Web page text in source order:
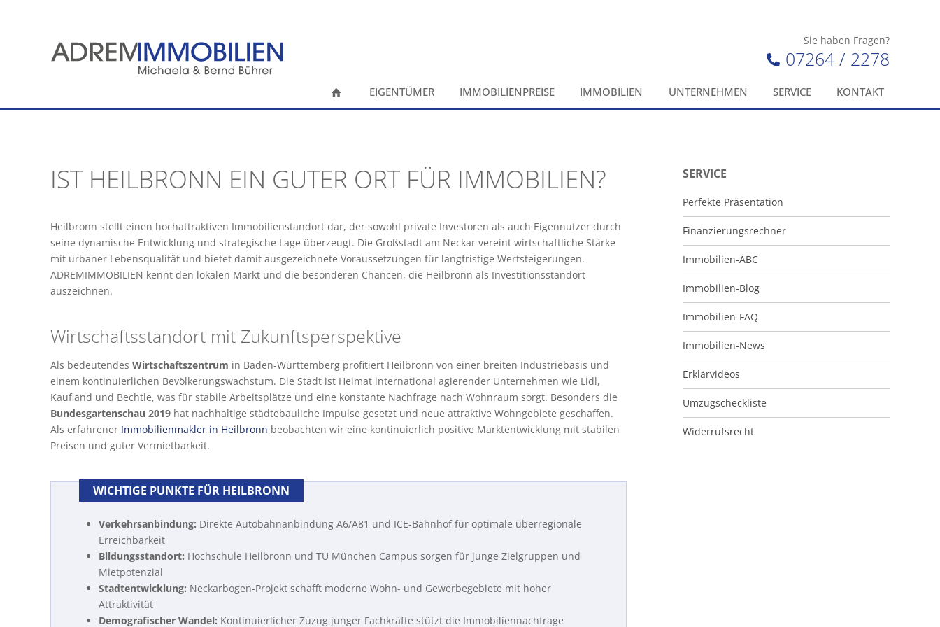
Sie haben Fragen?
07264 / 2278
EIGENTÜMER IMMOBILIENPREISE IMMOBILIEN UNTERNEHMEN SERVICE KONTAKT
IST HEILBRONN EIN GUTER ORT FÜR IMMOBILIEN?
Heilbronn stellt einen hochattraktiven Immobilienstandort dar, der sowohl private Investoren als auch Eigennutzer durch
seine dynamische Entwicklung und strategische Lage überzeugt. Die Großstadt am Neckar vereint wirtschaftliche Stärke
mit urbaner Lebensqualität und bietet damit ausgezeichnete Voraussetzungen für langfristige Wertsteigerungen.
ADREMIMMOBILIEN kennt den lokalen Markt und die besonderen Chancen, die Heilbronn als Investitionsstandort
auszeichnen.
Wirtschaftsstandort mit Zukunftsperspektive
Als bedeutendes Wirtschaftszentrum in Baden-Württemberg profitiert Heilbronn von einer breiten Industriebasis und
einem kontinuierlichen Bevölkerungswachstum. Die Stadt ist Heimat international agierender Unternehmen wie Lidl,
Kaufland und Bechtle, was für stabile Arbeitsplätze und eine konstante Nachfrage nach Wohnraum sorgt. Besonders die
Bundesgartenschau 2019 hat nachhaltige städtebauliche Impulse gesetzt und neue attraktive Wohngebiete geschaffen.
Als erfahrener Immobilienmakler in Heilbronn beobachten wir eine kontinuierlich positive Marktentwicklung mit stabilen
Preisen und guter Vermietbarkeit.
WICHTIGE PUNKTE FÜR HEILBRONN
Verkehrsanbindung: Direkte Autobahnanbindung A6/A81 und ICE-Bahnhof für optimale überregionale
Erreichbarkeit
Bildungsstandort: Hochschule Heilbronn und TU München Campus sorgen für junge Zielgruppen und
Mietpotenzial
Stadtentwicklung: Neckarbogen-Projekt schafft moderne Wohn- und Gewerbegebiete mit hoher
Attraktivität
Demografischer Wandel: Kontinuierlicher Zuzug junger Fachkräfte stützt die Immobiliennachfrage
SERVICE
Perfekte Präsentation
Finanzierungsrechner
Immobilien-ABC
Immobilien-Blog
Immobilien-FAQ
Immobilien-News
Erklärvideos
Umzugscheckliste
Widerrufsrecht